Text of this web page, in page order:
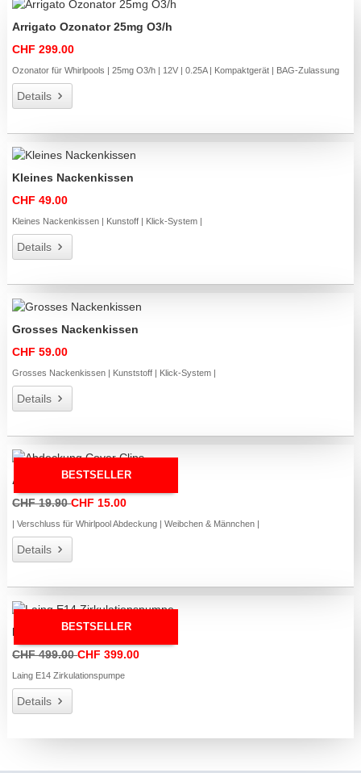
Arrigato Ozonator 25mg O3/h
CHF 299.00
Ozonator für Whirlpools | 25mg O3/h | 12V | 0.25A | Kompaktgerät | BAG-Zulassung
Details
Kleines Nackenkissen
CHF 49.00
Kleines Nackenkissen | Kunstoff | Klick-System |
Details
Grosses Nackenkissen
CHF 59.00
Grosses Nackenkissen | Kunststoff | Klick-System |
Details
BESTSELLER
Abdeckung Cover Clips
CHF 19.90CHF 15.00
| Verschluss für Whirlpool Abdeckung | Weibchen & Männchen |
Details
BESTSELLER
Laing E14 Zirkulationspumpe
CHF 499.00CHF 399.00
Laing E14 Zirkulationspumpe
Details